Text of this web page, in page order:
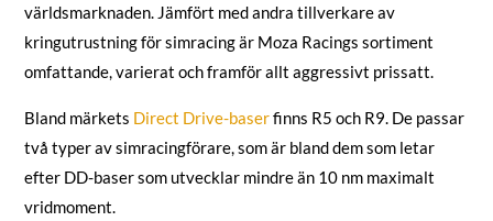
världsmarknaden. Jämfört med andra tillverkare av
kringutrustning för simracing är Moza Racings sortiment
omfattande, varierat och framför allt aggressivt prissatt.
Bland märkets Direct Drive-baserfinns R5 och R9. De passar
två typer av simracingförare, som är bland dem som letar
efter DD-baser som utvecklar mindre än 10 nm maximalt
vridmoment.